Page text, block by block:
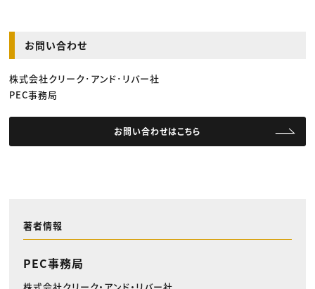
お問い合わせ
株式会社クリーク･アンド･リバー社
PEC事務局
お問い合わせはこちら
著者情報
PEC事務局